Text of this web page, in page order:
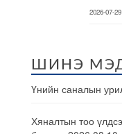
2026-07-29
ШИНЭ
Үнийн саналын
Хяналтын тоо